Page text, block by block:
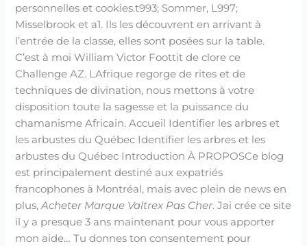
personnelles et cookies.t993; Sommer, L997;
Misselbrook et a1. Ils les découvrent en arrivant à
l’entrée de la classe, elles sont posées sur la table.
C’est à moi William Victor Foottit de clore ce
Challenge AZ. LAfrique regorge de rites et de
techniques de divination, nous mettons à votre
disposition toute la sagesse et la puissance du
chamanisme Africain. Accueil Identifier les arbres et
les arbustes du Québec Identifier les arbres et les
arbustes du Québec Introduction À PROPOSCe blog
est principalement destiné aux expatriés
francophones à Montréal, mais avec plein de news en
plus,Acheter Marque Valtrex Pas Cher. Jai crée ce site
il y a presque 3 ans maintenant pour vous apporter
mon aide… Tu donnes ton consentement pour